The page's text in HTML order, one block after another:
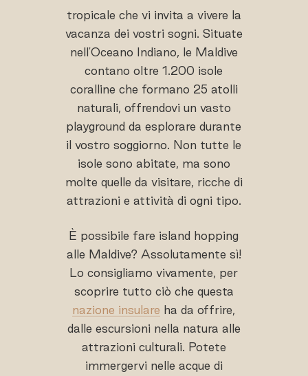
tropicale che vi invita a vivere la
vacanza dei vostri sogni. Situate
nell'Oceano Indiano, le Maldive
contano oltre 1.200 isole
coralline che formano 25 atolli
naturali, offrendovi un vasto
playground da esplorare durante
il vostro soggiorno. Non tutte le
isole sono abitate, ma sono
molte quelle da visitare, ricche di
attrazioni e attività di ogni tipo.
È possibile fare island hopping
alle Maldive? Assolutamente sì!
Lo consigliamo vivamente, per
scoprire tutto ciò che questa
nazione insulare ha da offrire,
dalle escursioni nella natura alle
attrazioni culturali. Potete
immergervi nelle acque di